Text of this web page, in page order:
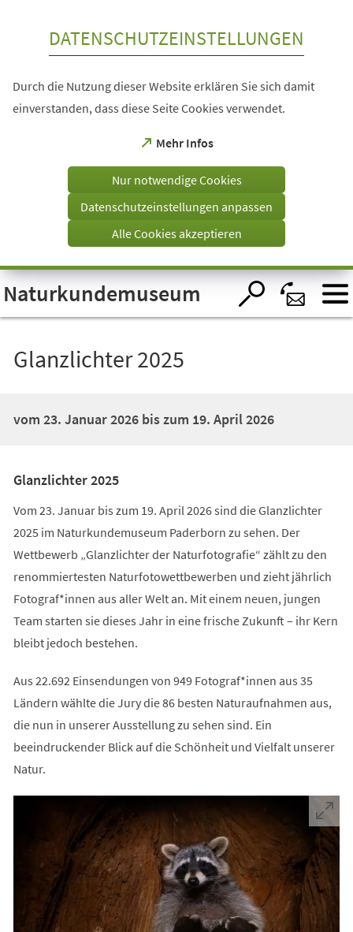
Visuelle
Assistenzsoftware
öffnen.
DATENSCHUTZEINSTELLUNGEN
Durch die Nutzung dieser Website erklären Sie sich damit
einverstanden, dass diese Seite Cookies verwendet.
Mehr Infos
(Öffnet
einem
Tab)
Nur notwendige Cookies
Datenschutzeinstellungen anpassen
Alle Cookies akzeptieren
Naturkundemuseum
Glanzlichter 2025
vom 23. Januar 2026 bis zum 19. April 2026
Glanzlichter 2025
Vom 23. Januar bis zum 19. April 2026 sind die Glanzlichter
2025 im Naturkundemuseum Paderborn zu sehen. Der
Wettbewerb „Glanzlichter der Naturfotografie“ zählt zu den
renommiertesten Naturfotowettbewerben und zieht jährlich
Fotograf*innen aus aller Welt an. Mit einem neuen, jungen
Team starten sie dieses Jahr in eine frische Zukunft – ihr Kern
bleibt jedoch bestehen.
Aus 22.692 Einsendungen von 949 Fotograf*innen aus 35
Ländern wählte die Jury die 86 besten Naturaufnahmen aus,
die nun in unserer Ausstellung zu sehen sind. Ein
beeindruckender Blick auf die Schönheit und Vielfalt unserer
Natur.